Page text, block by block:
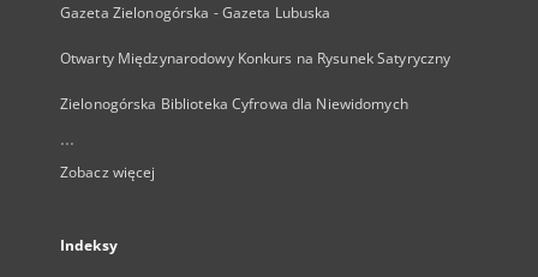
Gazeta Zielonogórska - Gazeta Lubuska
Otwarty Międzynarodowy Konkurs na Rysunek Satyryczny
Zielonogórska Biblioteka Cyfrowa dla Niewidomych
...
Zobacz więcej
Indeksy